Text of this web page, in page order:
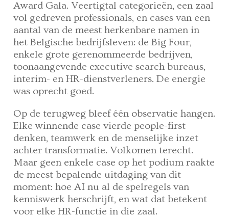
Award Gala. Veertigtal categorieën, een zaal
vol gedreven professionals, en cases van een
aantal van de meest herkenbare namen in
het Belgische bedrijfsleven: de Big Four,
enkele grote gerenommeerde bedrijven,
toonaangevende executive search bureaus,
interim- en HR-dienstverleners. De energie
was oprecht goed.
Op de terugweg bleef één observatie hangen.
Elke winnende case vierde people-first
denken, teamwerk en de menselijke inzet
achter transformatie. Volkomen terecht.
Maar geen enkele case op het podium raakte
de meest bepalende uitdaging van dit
moment: hoe AI nu al de spelregels van
kenniswerk herschrijft, en wat dat betekent
voor elke HR-functie in die zaal.